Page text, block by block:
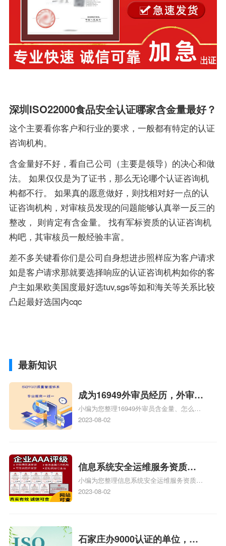
深圳ISO22000食品安全认证哪家含金量最好？
这个主要看你客户和行业的要求，一般都有特定的认证
咨询机构。
含金量好不好，看自己公司（主要是领导）的决心和做
法。 如果仅仅是为了证书，那么无论哪个认证咨询机
构都不行。 如果真的愿意做好，则找相对好一点的认
证咨询机构，对审核员发现的问题能够认真举一反三的
整改， 则肯定有含金量。 找有军标资质的认证咨询机
构吧，其审核员一般经验丰富。
差不多关键看你们是公司自身想进步照样应为客户请求
如是客户请求那就要选择响应的认证咨询机构如你的客
户主如果欧美国度最好选tuv,sgs等如和海关等关系比较
凸起最好选国内cqc
最新知识
成为16949外审员经历，外审员
16949
小编为您整理16949外审员含金量、怎么才
能成为注册的TS16949:2009的外审员、我
2023-08-02
信息系统安全运维服务资质二
级费用，信息系统安全运维服
务资质二级
小编为您整理信息系统安全运维服务资质认
证证书机构有哪些、安全运维服务资质的费
体系认证知识，详情可查看下方正文！
2023-08-02
石家庄办9000认证的单位，石